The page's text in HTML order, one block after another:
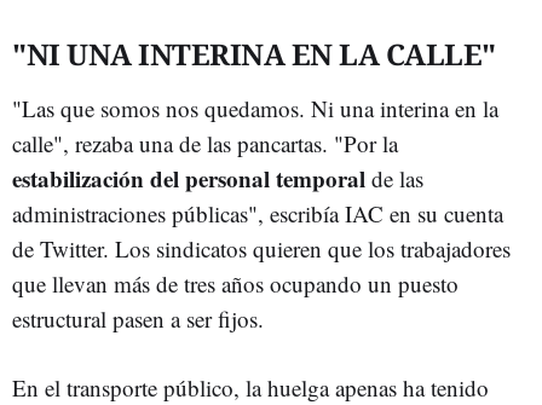
"NI UNA INTERINA EN LA CALLE"
"Las que somos nos quedamos. Ni una interina en la
calle", rezaba una de las pancartas. "Por la
estabilización del personal temporal de las
administraciones públicas", escribía IAC en su cuenta
de Twitter. Los sindicatos quieren que los trabajadores
que llevan más de tres años ocupando un puesto
estructural pasen a ser fijos.
En el transporte público, la huelga apenas ha tenido